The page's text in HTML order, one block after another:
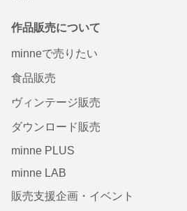
作品販売について
minneで売りたい
食品販売
ヴィンテージ販売
ダウンロード販売
minne PLUS
minne LAB
販売支援企画・イベント